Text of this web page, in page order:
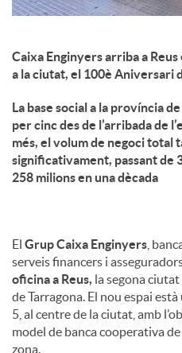
Caixa Enginyers arriba a
a la ciutat, el 100è Aniversari
La base social a la província
per cinc des de l’arribada de
més, el volum de negoci total
significativament, passant de
258 milions en una dècada
El Grup Caixa Enginyers ,
serveis financers i
oficina a Reus, la segona
de Tarragona. El nou espai
5, al centre de la ciutat, amb
model de banca cooperativa
zona.